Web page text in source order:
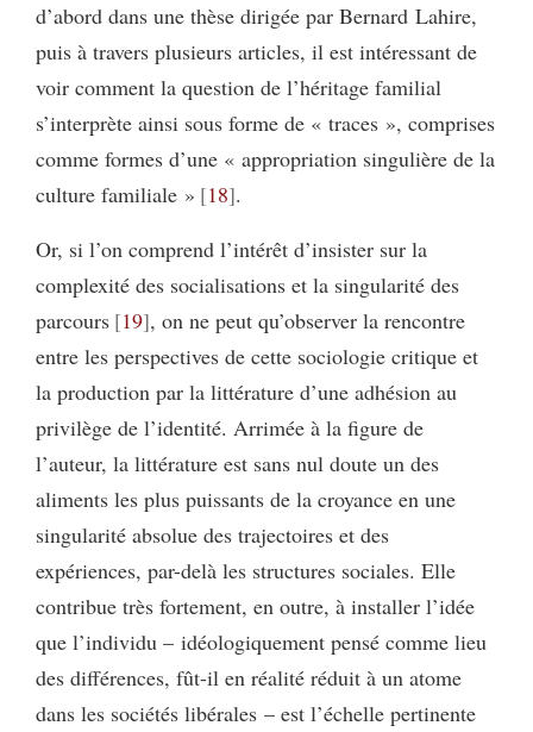
d’abord dans une thèse dirigée par Bernard Lahire,
puis à travers plusieurs articles, il est intéressant de
voir comment la question de l’héritage familial
s’interprète ainsi sous forme de « traces », comprises
comme formes d’une « appropriation singulière de la
culture familiale » 18 .
Or, si l’on comprend l’intérêt d’insister sur la
complexité des socialisations et la singularité des
parcours 19 , on ne peut qu’observer la rencontre
entre les perspectives de cette sociologie critique et
la production par la littérature d’une adhésion au
privilège de l’identité. Arrimée à la figure de
l’auteur, la littérature est sans nul doute un des
aliments les plus puissants de la croyance en une
singularité absolue des trajectoires et des
expériences, par-delà les structures sociales. Elle
contribue très fortement, en outre, à installer l’idée
que l’individu – idéologiquement pensé comme lieu
des différences, fût-il en réalité réduit à un atome
dans les sociétés libérales – est l’échelle pertinente